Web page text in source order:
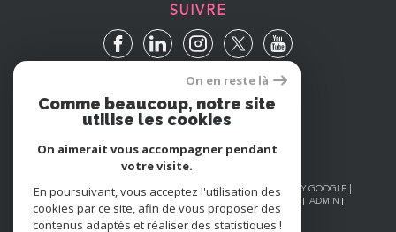
SUIVRE
GOOGLE
© 2026 | TOUS DROITS RÉSERVÉS | TRADUCTION POWERED BY GOOGLE |
PLAN DU SITE
ADMIN
NOS LIENS
POLITIQUE RGPD COOKIES
On en reste là
Comme beaucoup, notre site
utilise les cookies
On aimerait vous accompagner pendant
votre visite.
En poursuivant, vous acceptez l'utilisation des
cookies par ce site, afin de vous proposer des
contenus adaptés et réaliser des statistiques !